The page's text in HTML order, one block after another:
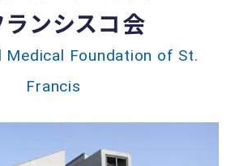
ランシスコ会
Medical Foundation of St.
Francis